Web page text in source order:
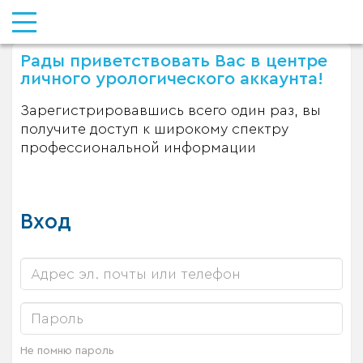
Рады приветствовать Вас в центре
личного урологического аккаунта!
Зарегистрировавшись всего один раз, вы
получите доступ к широкому спектру
профессиональной информации
Вход
Не помню пароль